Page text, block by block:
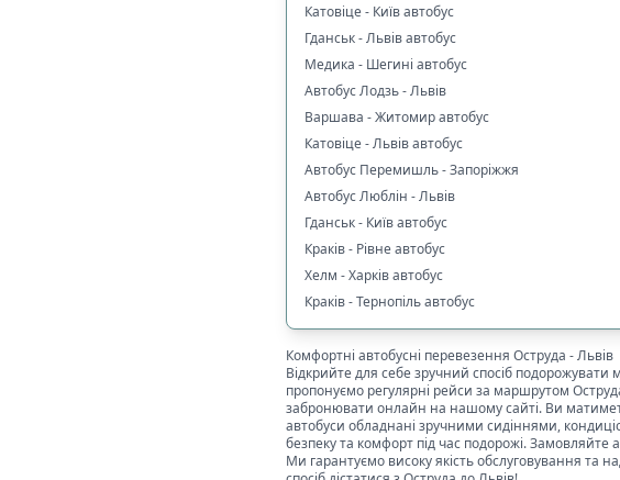
Катовіце - Київ автобус
Гданськ - Львів автобус
Медика - Шегині автобус
Автобус Лодзь - Львів
Варшава - Житомир автобус
Катовіце - Львів автобус
Автобус Перемишль - Запоріжжя
Автобус Люблін - Львів
Гданськ - Київ автобус
Краків - Рівне автобус
Хелм - Харків автобус
Краків - Тернопіль автобус
Комфортні автобусні перевезення Оструда -Львів
Відкрийте для себе зручний спосіб подорожувати
пропонуємо регулярні рейси за маршрутом
забронювати онлайн на нашому сайті. Ви
автобуси обладнані зручними сидіннями,
безпеку та комфорт під час подорожі. Замовляйте
Ми гарантуємо високу якість обслуговування та